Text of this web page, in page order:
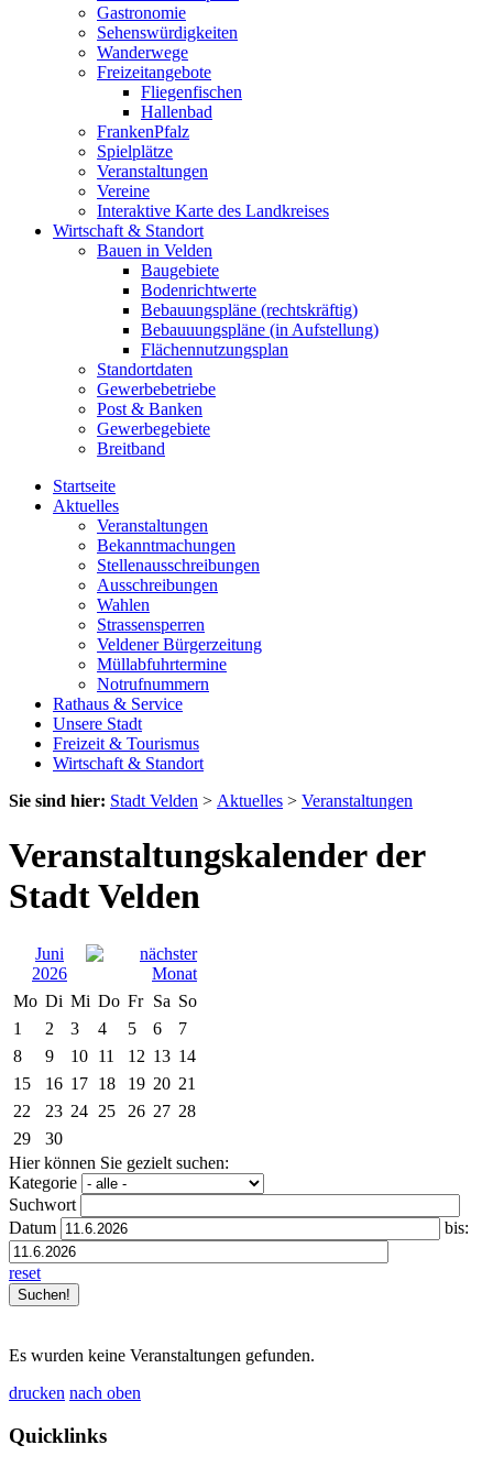
Gastronomie
Sehenswürdigkeiten
Wanderwege
Freizeitangebote
Fliegenfischen
Hallenbad
FrankenPfalz
Spielplätze
Veranstaltungen
Vereine
Interaktive Karte des Landkreises
Wirtschaft & Standort
Bauen in Velden
Baugebiete
Bodenrichtwerte
Bebauungspläne (rechtskräftig)
Bebauuungspläne (in Aufstellung)
Flächennutzungsplan
Standortdaten
Gewerbebetriebe
Post & Banken
Gewerbegebiete
Breitband
Startseite
Aktuelles
Veranstaltungen
Bekanntmachungen
Stellenausschreibungen
Ausschreibungen
Wahlen
Strassensperren
Veldener Bürgerzeitung
Müllabfuhrtermine
Notrufnummern
Rathaus & Service
Unsere Stadt
Freizeit & Tourismus
Wirtschaft & Standort
Sie sind hier: Stadt Velden > Aktuelles > Veranstaltungen
Veranstaltungskalender der
Stadt Velden
Juni
2026
Mo Di Mi Do Fr Sa So
1
2 3 4 5 6
7
8
9 10 11 12 13 14
15
16 17 18 19 20 21
22
23 24 25 26 27 28
29
30
Hier können Sie gezielt suchen:
Kategorie
Suchwort
Datum
bis:
reset
Es wurden keine Veranstaltungen gefunden.
drucken nach oben
Quicklinks